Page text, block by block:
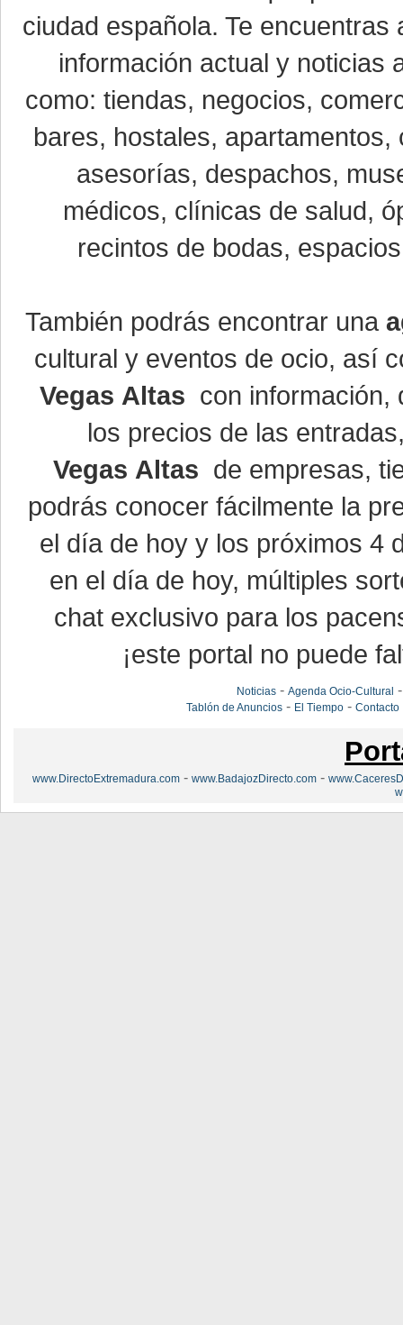
ciudad española. Te
información actual y noticias
como: tiendas, negocios,
bares, hostales,
asesorías, despachos,
médicos, clínicas de salud,
recintos de bodas,
También podrás encontrar una
cultural y eventos de ocio, así
Vegas Altas con información,
los precios de las
Vegas Altas de empresas,
podrás conocer fácilmente la
el día de hoy y los próximos 4
en el día de hoy, múltiples
chat exclusivo para los
¡este portal no puede
Noticias -Agenda Ocio-Cultural
Tablón de Anuncios - El Tiempo -Contacto
www.DirectoExtremadura.com - www.BadajozDirecto.com -